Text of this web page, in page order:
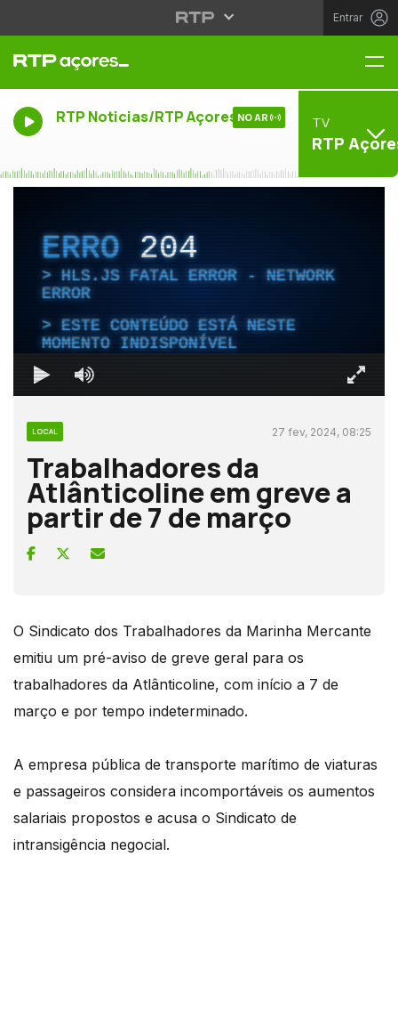
Entrar
RTP Noticias/RTP Açores NO AR TV
RTP
ERRO204
HLS.JS FATAL ERROR - NETWORK
ERROR
ESTE CONTEÚDO ESTÁ NESTE
MOMENTO INDISPONÍVEL
LOCAL 27 fev, 2024, 08:25
Trabalhadores da
Atlânticoline em greve a
partir de 7 de março
O Sindicato dos Trabalhadores da Marinha Mercante
emitiu um pré-aviso de greve geral para os
trabalhadores da Atlânticoline, com início a 7 de
março e por tempo indeterminado.
A empresa pública de transporte marítimo de viaturas
e passageiros considera incomportáveis os aumentos
salariais propostos e acusa o Sindicato de
intransigência negocial.